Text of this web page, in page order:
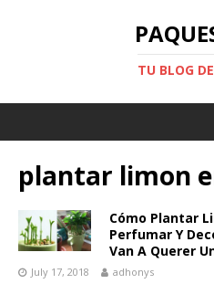
TU BLOG
plantar limon
Cómo Plantar
Perfumar Y
Van A Querer
July 17, 2018 adhonys